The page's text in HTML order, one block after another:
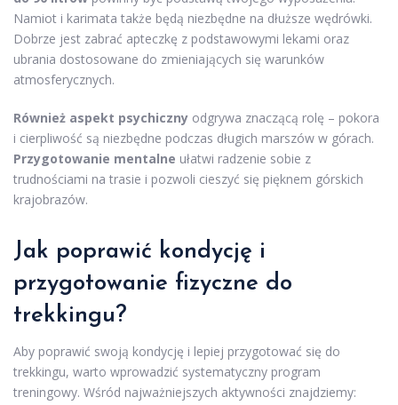
Namiot i karimata także będą niezbędne na dłuższe wędrówki.
Dobrze jest zabrać apteczkę z podstawowymi lekami oraz
ubrania dostosowane do zmieniających się warunków
atmosferycznych.
Również aspekt psychiczny odgrywa znaczącą rolę – pokora
i cierpliwość są niezbędne podczas długich marszów w górach.
Przygotowanie mentalne ułatwi radzenie sobie z
trudnościami na trasie i pozwoli cieszyć się pięknem górskich
krajobrazów.
Jak poprawić kondycję i
przygotowanie fizyczne do
trekkingu?
Aby poprawić swoją kondycję i lepiej przygotować się do
trekkingu, warto wprowadzić systematyczny program
treningowy. Wśród najważniejszych aktywności znajdziemy: